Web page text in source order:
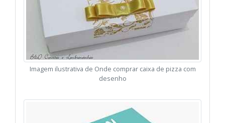
Imagem ilustrativa de Onde comprar caixa de pizza com
desenho